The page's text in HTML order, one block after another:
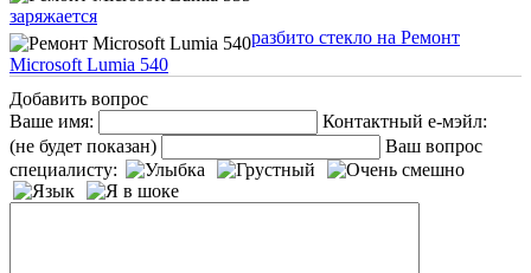
заряжается
разбито стекло на Ремонт
Microsoft Lumia 540
Добавить вопрос
Ваше имя:
Контактный е-мэйл:
(не будет показан)
Ваш вопрос
специалисту: